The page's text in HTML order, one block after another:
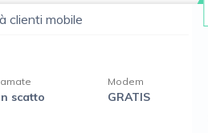
clienti mobile
scatto
Modem
GRATIS